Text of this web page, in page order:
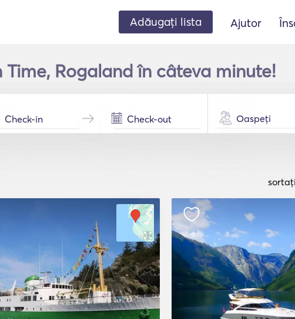
Adăugați lista Ajutor
Rogaland în câteva minute!
Oaspeți